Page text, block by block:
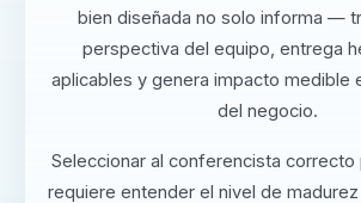
bien diseñada no solo informa —
perspectiva del equipo, entrega
aplicables y genera impacto medible
del negocio.
Seleccionar al conferencista correcto
requiere entender el nivel de